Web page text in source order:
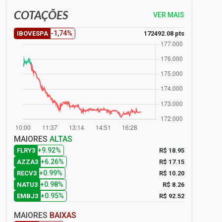
COTAÇÕES VER MAIS
IBOVESPA -1,74% 172492.08 pts
MAIORES ALTAS
FLRY3 +9.92%
R$ 18.95
AZZA3 +6.26%
R$ 17.15
RECV3 +0.99%
R$ 10.20
NATU3 +0.98%
R$ 8.26
EMBJ3 +0.95% R$ 92.52
MAIORES BAIXAS